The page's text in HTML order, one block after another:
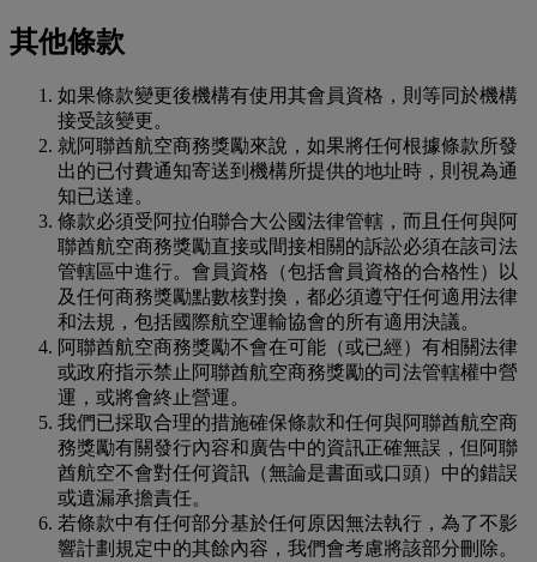
其他條款
如果條款變更後機構有使用其會員資格，則等同於機構
接受該變更。
就阿聯酋航空商務獎勵來說，如果將任何根據條款所發
出的已付費通知寄送到機構所提供的地址時，則視為通
知已送達。
條款必須受阿拉伯聯合大公國法律管轄，而且任何與阿
聯酋航空商務獎勵直接或間接相關的訴訟必須在該司法
管轄區中進行。會員資格（包括會員資格的合格性）以
及任何商務獎勵點數核對換，都必須遵守任何適用法律
和法規，包括國際航空運輸協會的所有適用決議。
阿聯酋航空商務獎勵不會在可能（或已經）有相關法律
或政府指示禁止阿聯酋航空商務獎勵的司法管轄權中營
運，或將會終止營運。
我們已採取合理的措施確保條款和任何與阿聯酋航空商
務獎勵有關發行內容和廣告中的資訊正確無誤，但阿聯
酋航空不會對任何資訊（無論是書面或口頭）中的錯誤
或遺漏承擔責任。
若條款中有任何部分基於任何原因無法執行，為了不影
響計劃規定中的其餘內容，我們會考慮將該部分刪除。